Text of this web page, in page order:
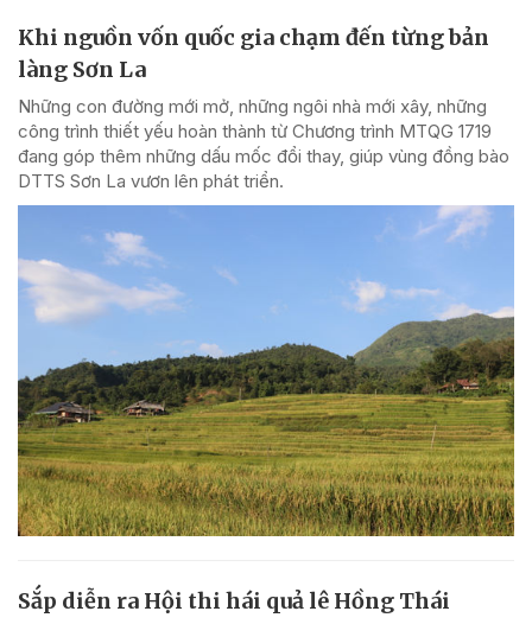
Khi nguồn vốn quốc gia chạm đến từng bản
làng Sơn La
Những con đường mới mở, những ngôi nhà mới xây, những
công trình thiết yếu hoàn thành từ Chương trình MTQG 1719
đang góp thêm những dấu mốc đổi thay, giúp vùng đồng bào
DTTS Sơn La vươn lên phát triển.
Sắp diễn ra Hội thi hái quả lê Hồng Thái